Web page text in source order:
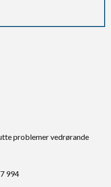
problemer vedrørande
994